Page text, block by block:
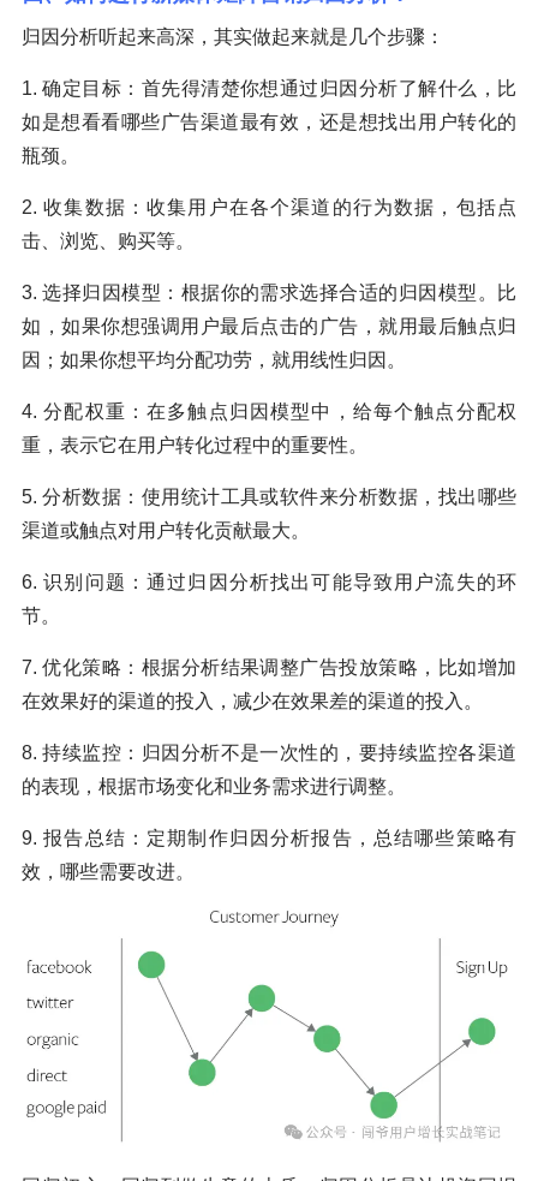
归因分析听起来高深，其实做起来就是几个步骤：
1. 确定目标：首先得清楚你想通过归因分析了解什么，比
如是想看看哪些广告渠道最有效，还是想找出用户转化的
瓶颈。
2. 收集数据：收集用户在各个渠道的行为数据，包括点
击、浏览、购买等。
3. 选择归因模型：根据你的需求选择合适的归因模型。比
如，如果你想强调用户最后点击的广告，就用最后触点归
因；如果你想平均分配功劳，就用线性归因。
4. 分配权重：在多触点归因模型中，给每个触点分配权
重，表示它在用户转化过程中的重要性。
5. 分析数据：使用统计工具或软件来分析数据，找出哪些
渠道或触点对用户转化贡献最大。
6. 识别问题：通过归因分析找出可能导致用户流失的环
节。
7. 优化策略：根据分析结果调整广告投放策略，比如增加
在效果好的渠道的投入，减少在效果差的渠道的投入。
8. 持续监控：归因分析不是一次性的，要持续监控各渠道
的表现，根据市场变化和业务需求进行调整。
9. 报告总结：定期制作归因分析报告，总结哪些策略有
效，哪些需要改进。